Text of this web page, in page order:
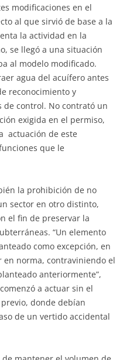
modificaciones en el
al que sirvió de base a la
la actividad en la
se llegó a una situación
al modelo modificado.
agua del acuífero antes
reconocimiento y
de control. No contrató un
exigida en el permiso,
actuación de este
que le
la prohibición de no
sector en otro distinto,
el fin de preservar la
“Un elemento
como excepción, en
norma, contraviniendo el
anteriormente”,
a actuar sin el
donde debían
de un vertido accidental